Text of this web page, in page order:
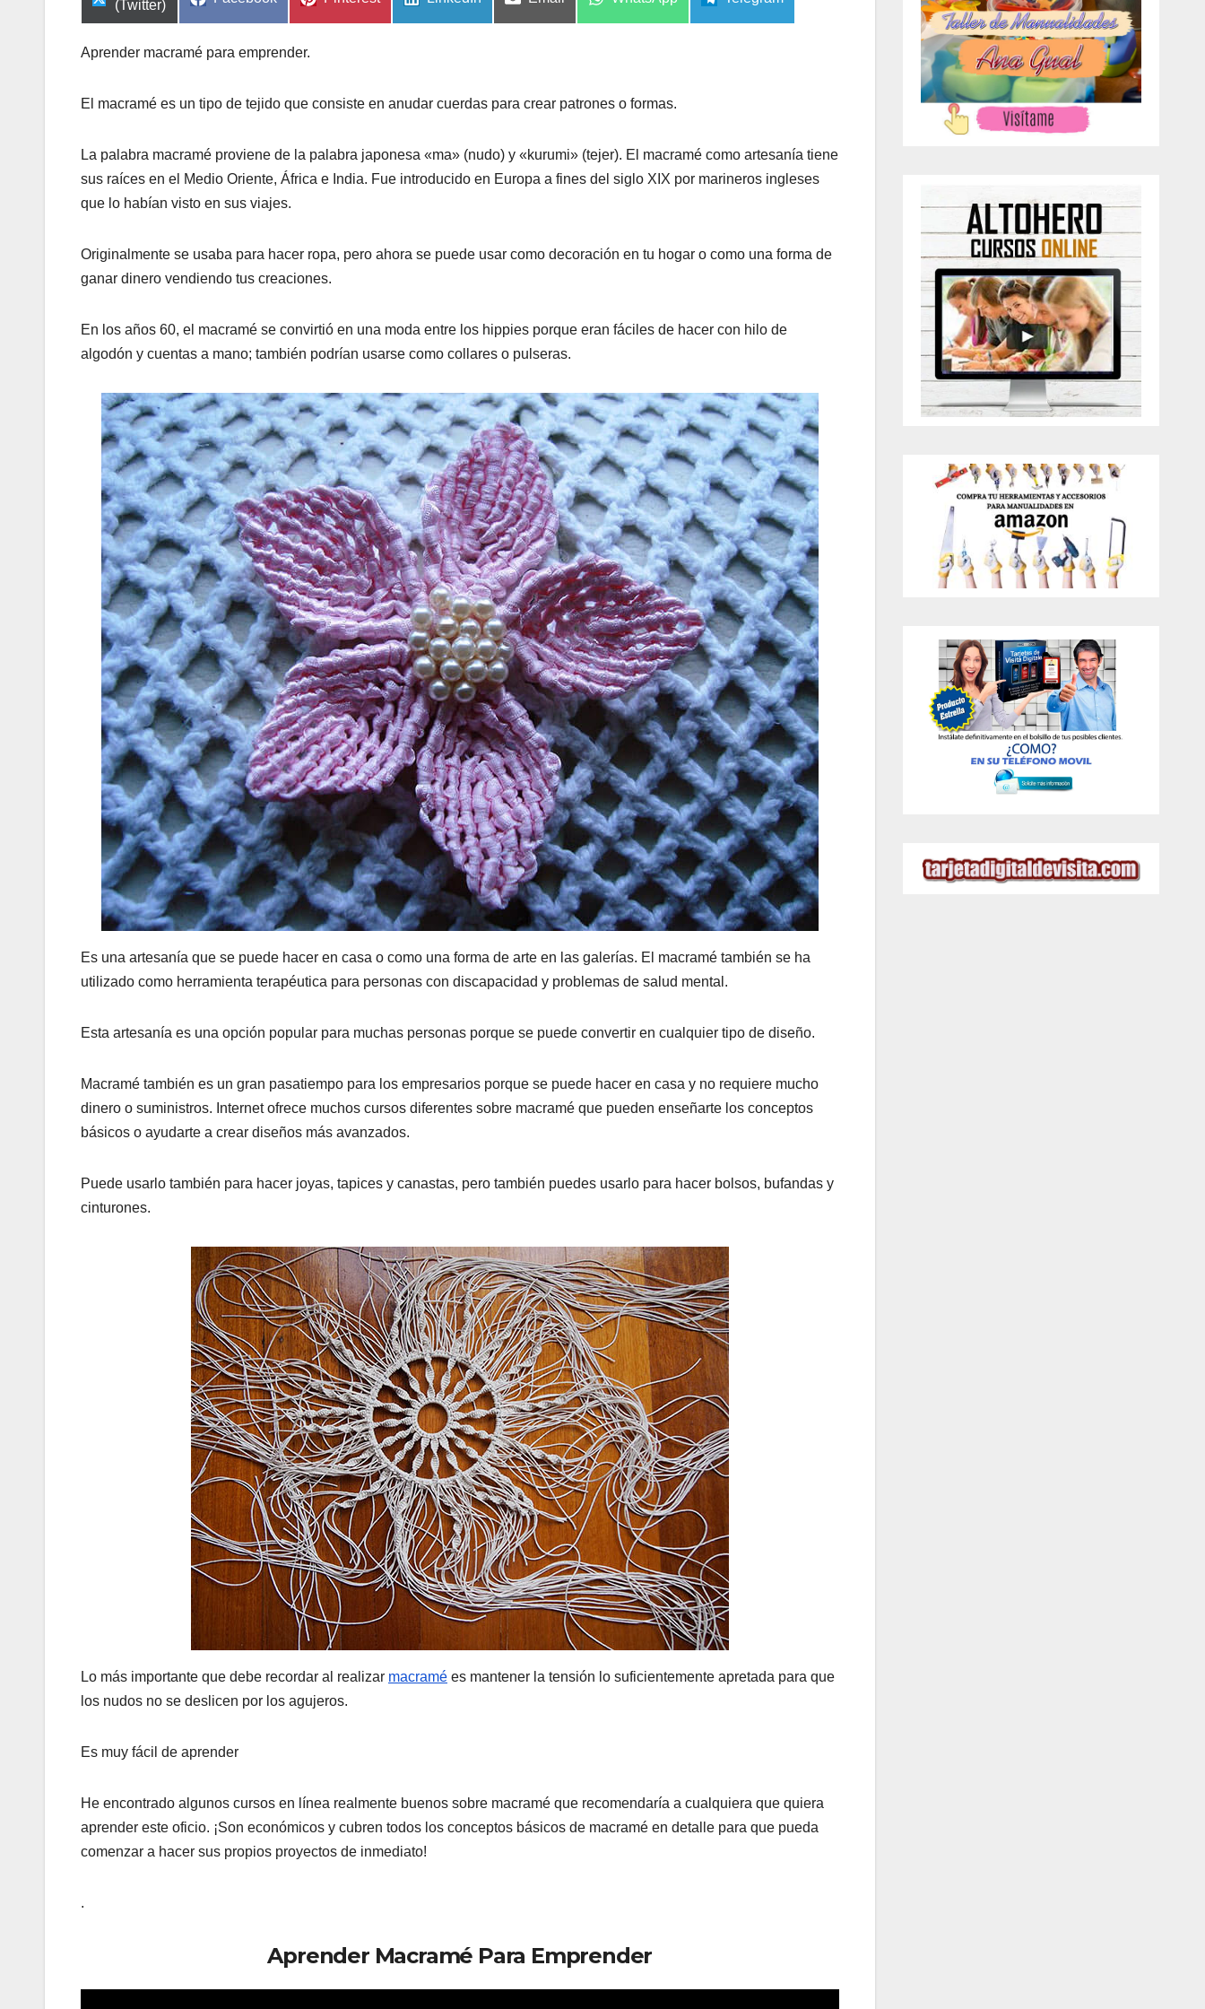
en
(Twitter)
Aprender macramé para emprender.
El macramé es un tipo de tejido que consiste en anudar cuerdas para crear patrones o formas.
La palabra macramé proviene de la palabra japonesa «ma» (nudo) y «kurumi» (tejer). El macramé como artesanía tiene
sus raíces en el Medio Oriente, África e India. Fue introducido en Europa a fines del siglo XIX por marineros ingleses
que lo habían visto en sus viajes.
Originalmente se usaba para hacer ropa, pero ahora se puede usar como decoración en tu hogar o como una forma de
ganar dinero vendiendo tus creaciones.
En los años 60, el macramé se convirtió en una moda entre los hippies porque eran fáciles de hacer con hilo de
algodón y cuentas a mano; también podrían usarse como collares o pulseras.
Es una artesanía que se puede hacer en casa o como una forma de arte en las galerías. El macramé también se ha
utilizado como herramienta terapéutica para personas con discapacidad y problemas de salud mental.
Esta artesanía es una opción popular para muchas personas porque se puede convertir en cualquier tipo de diseño.
Macramé también es un gran pasatiempo para los empresarios porque se puede hacer en casa y no requiere mucho
dinero o suministros. Internet ofrece muchos cursos diferentes sobre macramé que pueden enseñarte los conceptos
básicos o ayudarte a crear diseños más avanzados.
Puede usarlo también para hacer joyas, tapices y canastas, pero también puedes usarlo para hacer bolsos, bufandas y
cinturones.
Lo más importante que debe recordar al realizar macramé es mantener la tensión lo suficientemente apretada para que
los nudos no se deslicen por los agujeros.
Es muy fácil de aprender
He encontrado algunos cursos en línea realmente buenos sobre macramé que recomendaría a cualquiera que quiera
aprender este oficio. ¡Son económicos y cubren todos los conceptos básicos de macramé en detalle para que pueda
comenzar a hacer sus propios proyectos de inmediato!
.
Aprender Macramé Para Emprender